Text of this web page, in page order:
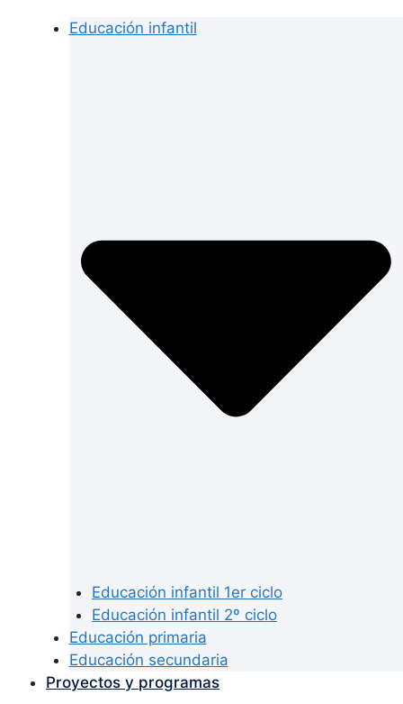
Educación infantil
Educación infantil 1er ciclo
Educación infantil 2º ciclo
Educación primaria
Educación secundaria
Proyectos y programas